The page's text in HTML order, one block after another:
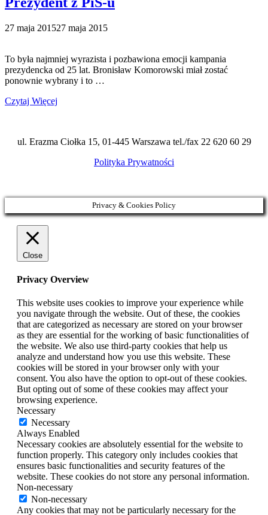
27 maja 201527 maja 2015
To była najmniej wyrazista i pozbawiona emocji kampania
prezydencka od 25 lat. Bronisław Komorowski miał zostać
ponownie wybrany i to …
Czytaj Więcej
ul. Erazma Ciołka 15, 01-445 Warszawa tel./fax 22 620 60 29
Polityka Prywatności
Privacy & Cookies Policy
Close
Privacy Overview
This website uses cookies to improve your experience while
you navigate through the website. Out of these, the cookies
that are categorized as necessary are stored on your browser
as they are essential for the working of basic functionalities of
the website. We also use third-party cookies that help us
analyze and understand how you use this website. These
cookies will be stored in your browser only with your
consent. You also have the option to opt-out of these cookies.
But opting out of some of these cookies may affect your
browsing experience.
Necessary
Necessary
Always Enabled
Necessary cookies are absolutely essential for the website to
function properly. This category only includes cookies that
ensures basic functionalities and security features of the
website. These cookies do not store any personal information.
Non-necessary
Non-necessary
Any cookies that may not be particularly necessary for the